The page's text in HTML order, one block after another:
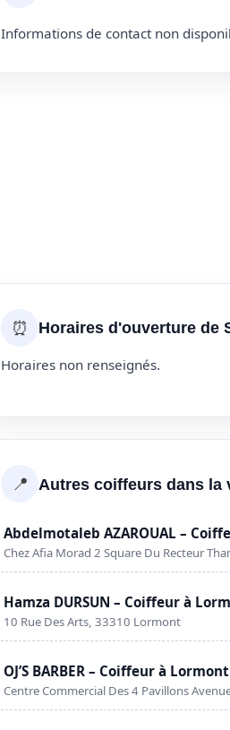
Informations de contact non
⏰ Horaires d'ouverture de
Horaires non renseignés.
📍 Autres coiffeurs dans la
Abdelmotaleb AZAROUAL –
Chez Afia Morad 2 Square Du Recteur
Hamza DURSUN – Coiffeur à
10 Rue Des Arts, 33310 Lormont
OJ’S BARBER – Coiffeur à Lormont
Centre Commercial Des 4 Pavillons